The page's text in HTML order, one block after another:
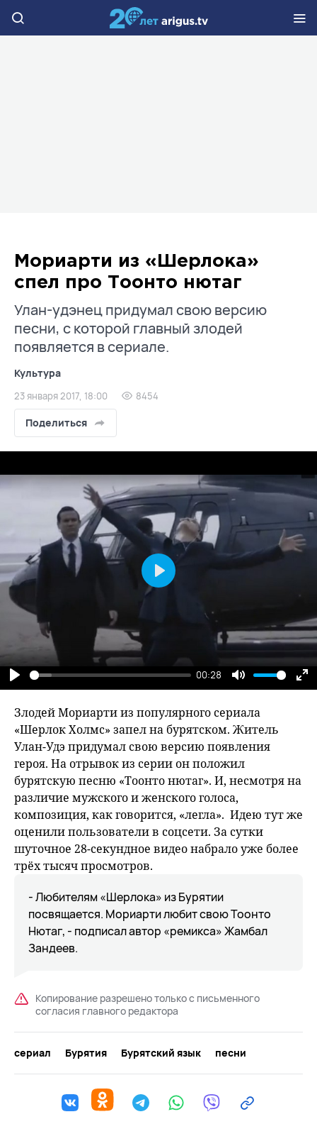
Мориарти из «Шерлока»
спел про Тоонто нютаг
Улан-удэнец придумал свою версию
песни, с которой главный злодей
появляется в сериале.
Культура
23 января 2017, 18:00 8454
Поделиться
Play
00:28
Mute
Play
Злодей Мориарти из популярного сериала
«Шерлок Холмс» запел на бурятском. Житель
Улан-Удэ придумал свою версию появления
героя. На отрывок из серии он положил
бурятскую песню «Тоонто нютаг». И, несмотря на
различие мужского и женского голоса,
композиция, как говорится, «легла». Идею тут же
оценили пользователи в соцсети. За сутки
шуточное 28-секундное видео набрало уже более
трёх тысяч просмотров.
- Любителям «Шерлока» из Бурятии
посвящается. Мориарти любит свою Тоонто
Нютаг, - подписал автор «ремикса» Жамбал
Зандеев.
Копирование разрешено только с письменного
согласия главного редактора
сериал Бурятия Бурятский язык песни